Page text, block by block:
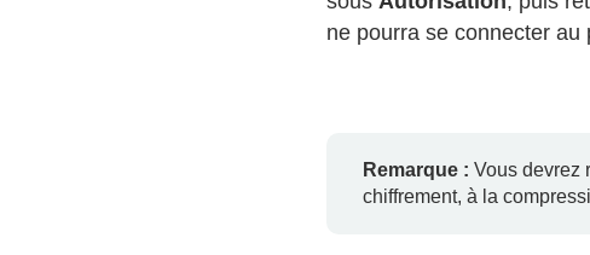
ne pourra se connecter
Remarque : Vous devrez
chiffrement, à la